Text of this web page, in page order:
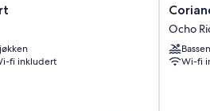
fi inkludert
Villa
Ocho
Rios
Ocho
Wi-fi